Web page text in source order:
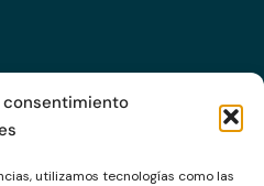
consentimiento
utilizamos tecnologías como las